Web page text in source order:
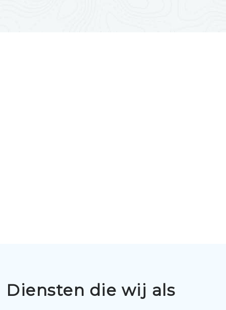
Diensten die wij als